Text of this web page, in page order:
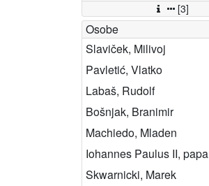
[3]
Osobe
Slaviček, Milivoj
Pavletić, Vlatko
Labaš, Rudolf
Bošnjak, Branimir
Machiedo, Mladen
Iohannes Paulus II, papa
Skwarnicki, Marek